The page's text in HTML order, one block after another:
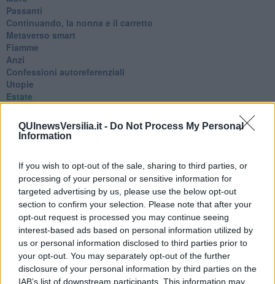
QUInewsVersilia.it - Do Not Process My Personal
Information
If you wish to opt-out of the sale, sharing to third parties, or
processing of your personal or sensitive information for
targeted advertising by us, please use the below opt-out
section to confirm your selection. Please note that after your
opt-out request is processed you may continue seeing
interest-based ads based on personal information utilized by
us or personal information disclosed to third parties prior to
your opt-out. You may separately opt-out of the further
disclosure of your personal information by third parties on the
IAB’s list of downstream participants. This information may
Passanti
Continuando, la nonna e il carretto
Metaverso smart
Fiamme
Anzi
Confessioni autoreferenziali
Utopie
Estate
Il diluvio
La classe
Insomnia
Il guardiano
Lo sgombero
Erodoto e Tucidide
Il padre della storia
Pensieri brevi
L'evoluzione della specie
Il servizio
Riflessioni
L'Oscuro